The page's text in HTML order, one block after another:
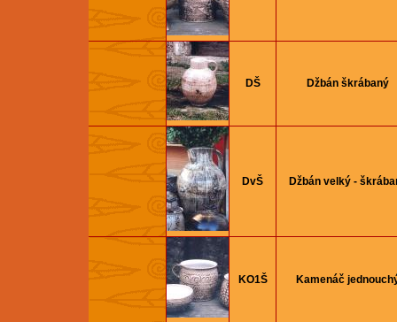
DŠ Džbán škrábaný
DvŠ Džbán velký -
KO1Š Kamenáč